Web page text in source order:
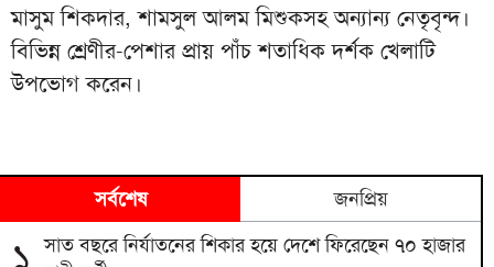
মাসুম শিকদার, শামসুল আলম মিশুকসহ অন্যান্য নেতৃবৃন্দ।
বিভিন্ন শ্রেণীর-পেশার প্রায় পাঁচ শতাধিক দর্শক খেলাটি
উপভোগ করেন।
সর্বশেষ জনপ্রিয়
১ সাত বছরে নির্যাতনের শিকার হয়ে দেশে ফিরেছেন ৭০ হাজার